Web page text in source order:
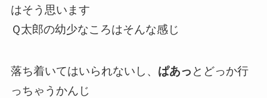
はそう思います
Ｑ太郎の幼少なころはそんな感じ
落ち着いてはいられないし、 ぱあっ とどっか行
っちゃうかんじ